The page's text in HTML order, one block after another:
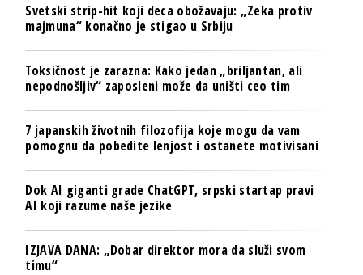
Svetski strip-hit koji deca obožavaju: „Zeka protiv
majmuna“ konačno je stigao u Srbiju
Toksičnost je zarazna: Kako jedan „briljantan, ali
nepodnošljiv“ zaposleni može da uništi ceo tim
7 japanskih životnih filozofija koje mogu da vam
pomognu da pobedite lenjost i ostanete motivisani
Dok AI giganti grade ChatGPT, srpski startap pravi
AI koji razume naše jezike
IZJAVA DANA: „Dobar direktor mora da služi svom
timu“